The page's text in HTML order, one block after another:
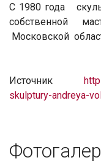
С 1980 года
собственной
Московской
Источник
skulptury-andreya-